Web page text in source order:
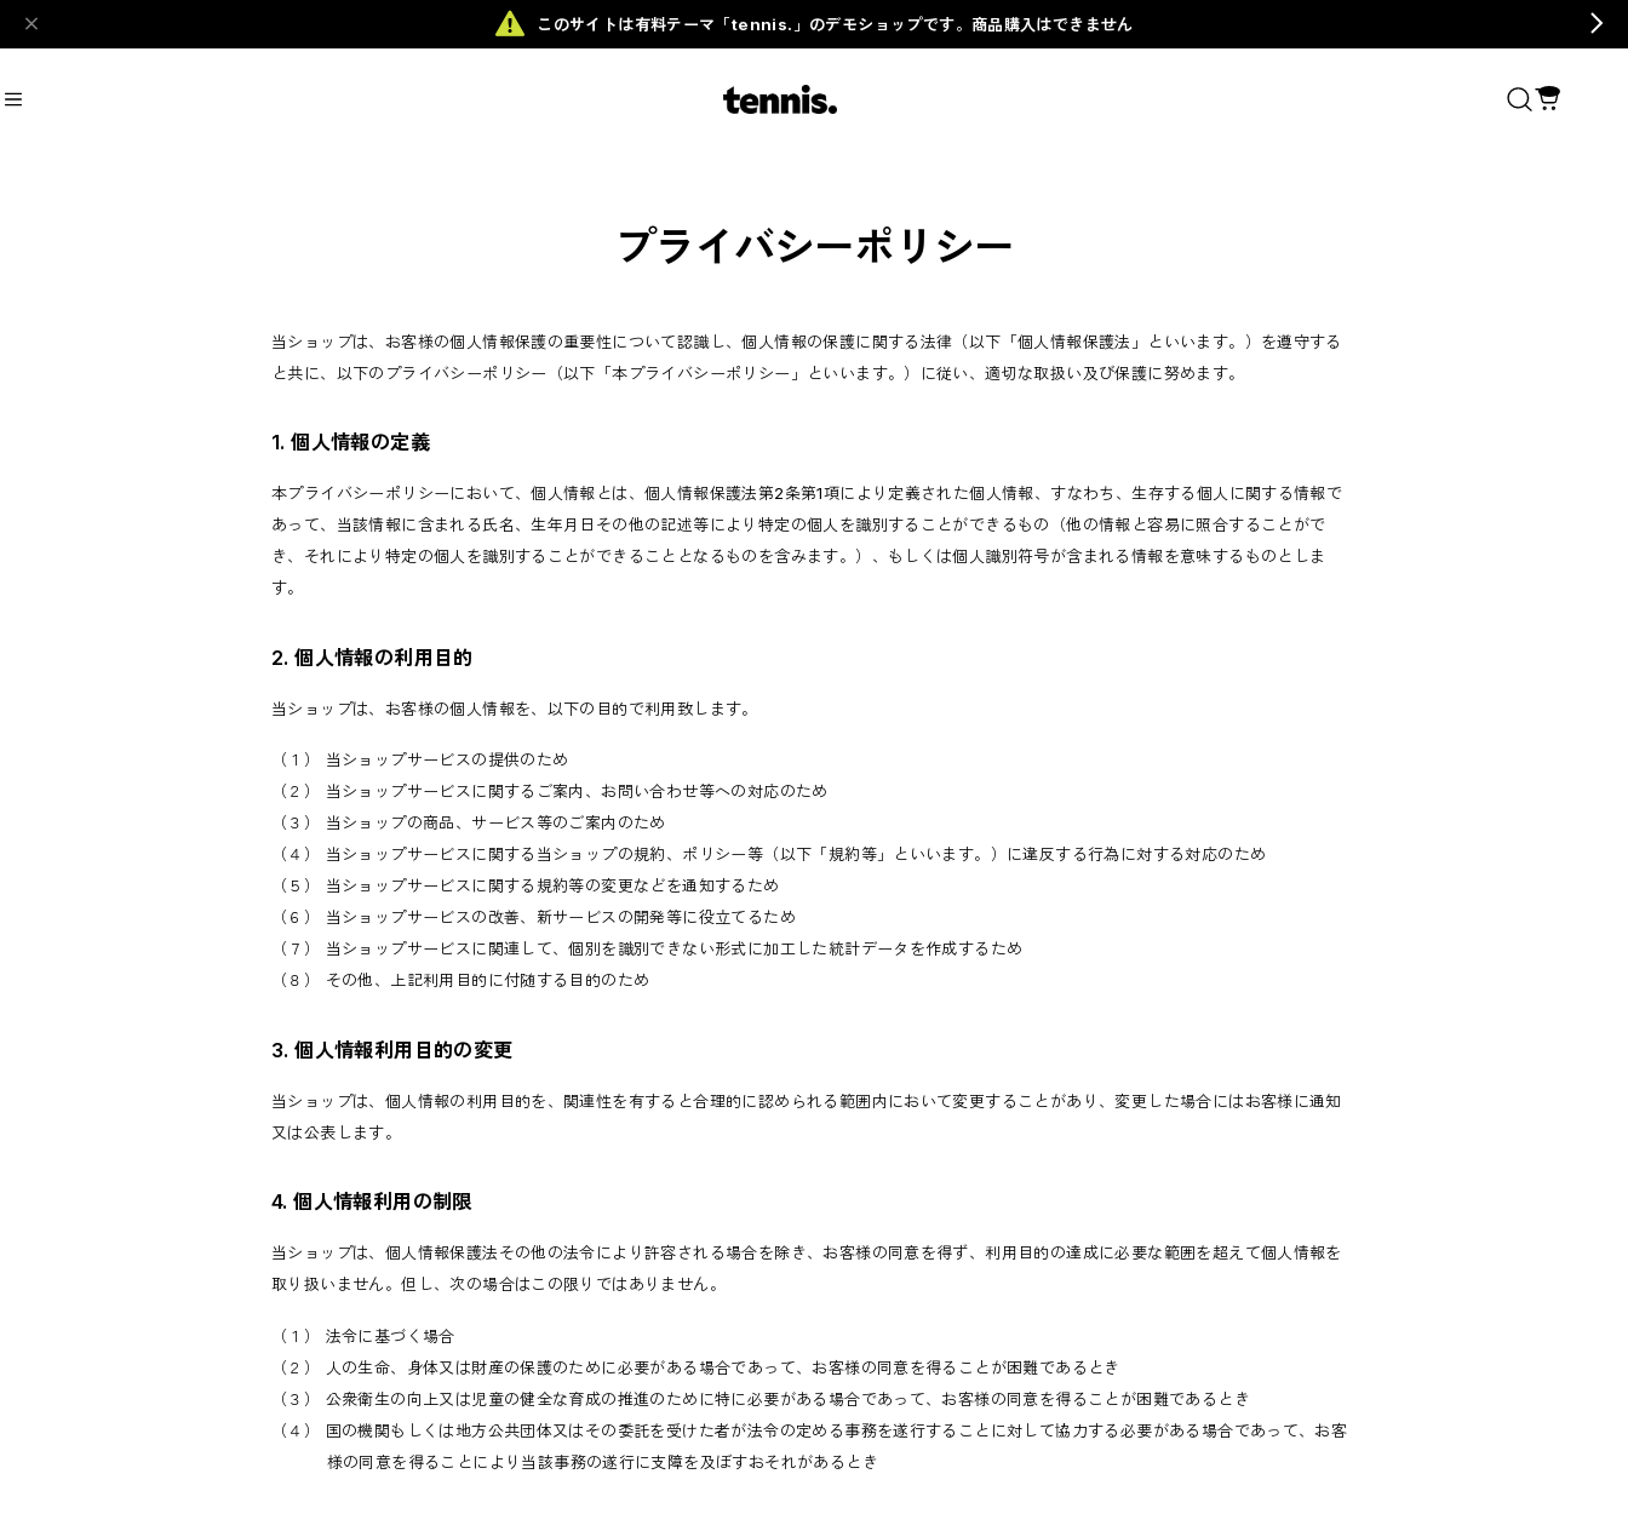
このサイトは有料テーマ「tennis.」のデモショップです。商品購入はできません
プライバシーポリシー
当ショップは、お客様の個人情報保護の重要性について認識し、個人情報の保護に関する法律（以下「個人情報保護法」といいます。）を遵守する
と共に、以下のプライバシーポリシー（以下「本プライバシーポリシー」といいます。）に従い、適切な取扱い及び保護に努めます。
1. 個人情報の定義
本プライバシーポリシーにおいて、個人情報とは、個人情報保護法第2条第1項により定義された個人情報、すなわち、生存する個人に関する情報で
あって、当該情報に含まれる氏名、生年月日その他の記述等により特定の個人を識別することができるもの（他の情報と容易に照合することがで
き、それにより特定の個人を識別することができることとなるものを含みます。）、もしくは個人識別符号が含まれる情報を意味するものとしま
す。
2. 個人情報の利用目的
当ショップは、お客様の個人情報を、以下の目的で利用致します。
（１） 当ショップサービスの提供のため
（２） 当ショップサービスに関するご案内、お問い合わせ等への対応のため
（３） 当ショップの商品、サービス等のご案内のため
（４） 当ショップサービスに関する当ショップの規約、ポリシー等（以下「規約等」といいます。）に違反する行為に対する対応のため
（５） 当ショップサービスに関する規約等の変更などを通知するため
（６） 当ショップサービスの改善、新サービスの開発等に役立てるため
（７） 当ショップサービスに関連して、個別を識別できない形式に加工した統計データを作成するため
（８） その他、上記利用目的に付随する目的のため
3. 個人情報利用目的の変更
当ショップは、個人情報の利用目的を、関連性を有すると合理的に認められる範囲内において変更することがあり、変更した場合にはお客様に通知
又は公表します。
4. 個人情報利用の制限
当ショップは、個人情報保護法その他の法令により許容される場合を除き、お客様の同意を得ず、利用目的の達成に必要な範囲を超えて個人情報を
取り扱いません。但し、次の場合はこの限りではありません。
（１） 法令に基づく場合
（２） 人の生命、身体又は財産の保護のために必要がある場合であって、お客様の同意を得ることが困難であるとき
（３） 公衆衛生の向上又は児童の健全な育成の推進のために特に必要がある場合であって、お客様の同意を得ることが困難であるとき
（４） 国の機関もしくは地方公共団体又はその委託を受けた者が法令の定める事務を遂行することに対して協力する必要がある場合であって、お客
様の同意を得ることにより当該事務の遂行に支障を及ぼすおそれがあるとき